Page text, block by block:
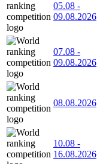
05.08 -
09.08.2026
07.08 -
09.08.2026
08.08.2026
10.08 -
16.08.2026